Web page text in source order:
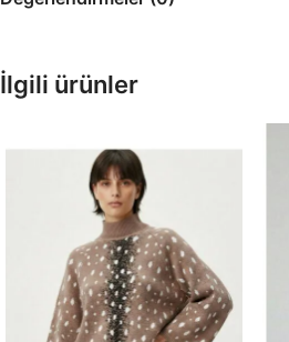
İlgili ürünler